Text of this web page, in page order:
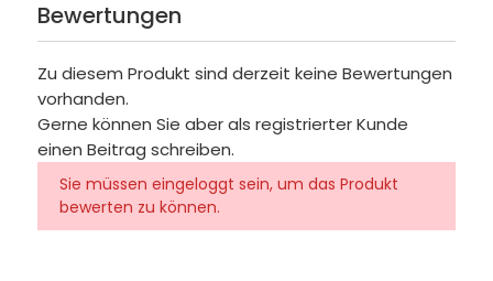
Bewertungen
Zu diesem Produkt sind derzeit keine Bewertungen
vorhanden.
Gerne können Sie aber als registrierter Kunde
einen Beitrag schreiben.
Sie müssen eingeloggt sein, um das Produkt
bewerten zu können.